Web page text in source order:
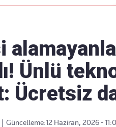
Ünlü
Ücretsiz
Güncelleme:12 Haziran, 2026 -